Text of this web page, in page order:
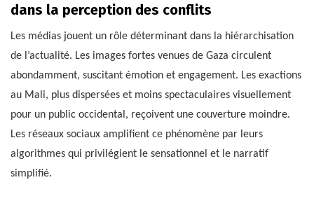
dans la perception des conflits
Les médias jouent un rôle déterminant dans la hiérarchisation
de l’actualité. Les images fortes venues de Gaza circulent
abondamment, suscitant émotion et engagement. Les exactions
au Mali, plus dispersées et moins spectaculaires visuellement
pour un public occidental, reçoivent une couverture moindre.
Les réseaux sociaux amplifient ce phénomène par leurs
algorithmes qui privilégient le sensationnel et le narratif
simplifié.